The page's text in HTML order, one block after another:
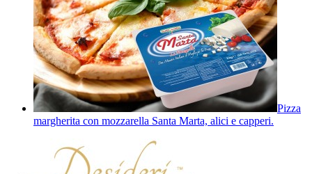
Pizza
margherita con mozzarella Santa Marta, alici e capperi.